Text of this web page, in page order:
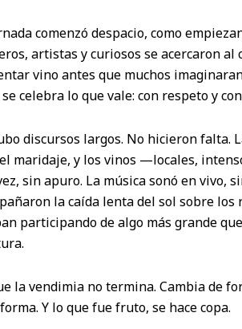
comenzó despacio, como
artistas y curiosos se acercaron
vino antes que muchos
se celebra lo que vale: con respeto y
discursos largos. No hicieron falta.
maridaje, y los vinos —locales,
sin apuro. La música sonó en vivo,
la caída lenta del sol sobre
participando de algo más grande
la vendimia no termina. Cambia de
Y lo que fue fruto, se hace copa.